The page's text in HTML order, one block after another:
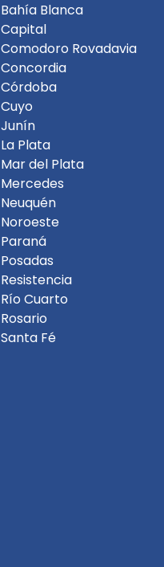
Bahía Blanca
Capital
Comodoro Rovadavia
Concordia
Córdoba
Cuyo
Junín
La Plata
Mar del Plata
Mercedes
Neuquén
Noroeste
Paraná
Posadas
Resistencia
Río Cuarto
Rosario
Santa Fé